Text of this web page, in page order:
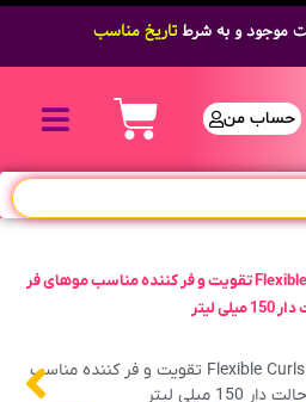
موجود و به شرطتاریخ مناسب
حساب من
موس مو نیوآ مدل Flexible Curls & Care تقویت و فر کننده مناسب موهای فر
لیتر